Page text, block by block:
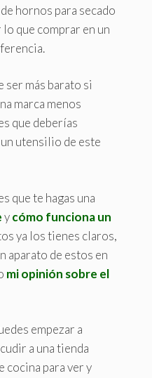
hornos para secado
que comprar en un
ser más barato si
marca menos
que deberías
utensilio de este
que te hagas una
ycómo funciona un
ya los tienes claros,
aparato de estos en
mi opinión sobre el
empezar a
a una tienda
cocina para ver y